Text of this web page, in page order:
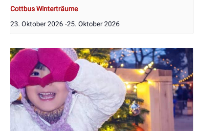
Cottbus Winterträume
23. Oktober 2026 -25. Oktober 2026